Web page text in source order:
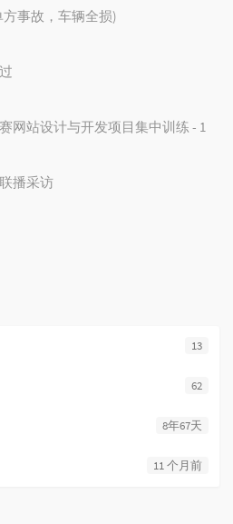
评
事故，车辆全损)
网站设计与开发项目集中训练 - 1
播采访
13
62
8年67天
11 个月前